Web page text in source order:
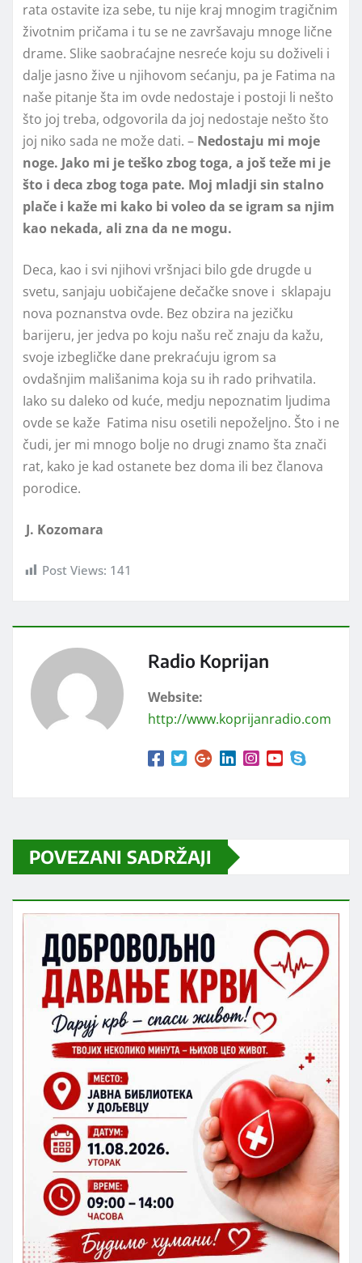
rata ostavite iza sebe, tu nije kraj mnogim tragičnim
životnim pričama i tu se ne završavaju mnoge lične
drame. Slike saobraćajne nesreće koju su doživeli i
dalje jasno žive u njihovom sećanju, pa je Fatima na
naše pitanje šta im ovde nedostaje i postoji li nešto
što joj treba, odgovorila da joj nedostaje nešto što
joj niko sada ne može dati. – Nedostaju mi moje
noge. Jako mi je teško zbog toga, a još teže mi je
što i deca zbog toga pate. Moj mladji sin stalno
plače i kaže mi kako bi voleo da se igram sa njim
kao nekada, ali zna da ne mogu.
Deca, kao i svi njihovi vršnjaci bilo gde drugde u
svetu, sanjaju uobičajene dečačke snove i sklapaju
nova poznanstva ovde. Bez obzira na jezičku
barijeru, jer jedva po koju našu reč znaju da kažu,
svoje izbegličke dane prekraćuju igrom sa
ovdašnjim mališanima koja su ih rado prihvatila.
Iako su daleko od kuće, medju nepoznatim ljudima
ovde se kaže Fatima nisu osetili nepoželjno. Što i ne
čudi, jer mi mnogo bolje no drugi znamo šta znači
rat, kako je kad ostanete bez doma ili bez članova
porodice.
J. Kozomara
Post Views: 141
Radio Koprijan
Website:
http://www.koprijanradio.com
POVEZANI SADRŽAJI